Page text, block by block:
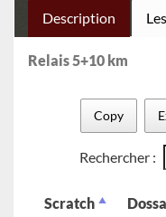
Description
Relais 5+10 km
Copy
Rechercher :
Scratch